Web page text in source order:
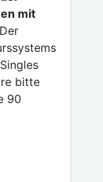
mit
Der
bitte
90